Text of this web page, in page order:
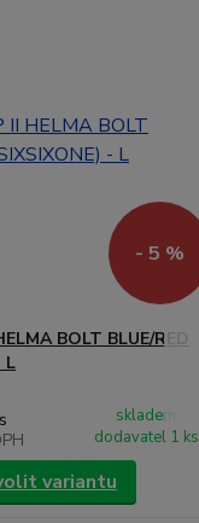
- 5 %
BOLT BLUE/RED
L
skladem
dodavatel 1 ks
variantu